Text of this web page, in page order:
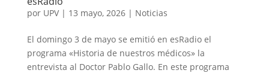
por UPV| 13 mayo, 2026| Noticias
El domingo 3 de mayo se emitió en esRadio el
programa «Historia de nuestros médicos» la
entrevista al Doctor Pablo Gallo. En este programa